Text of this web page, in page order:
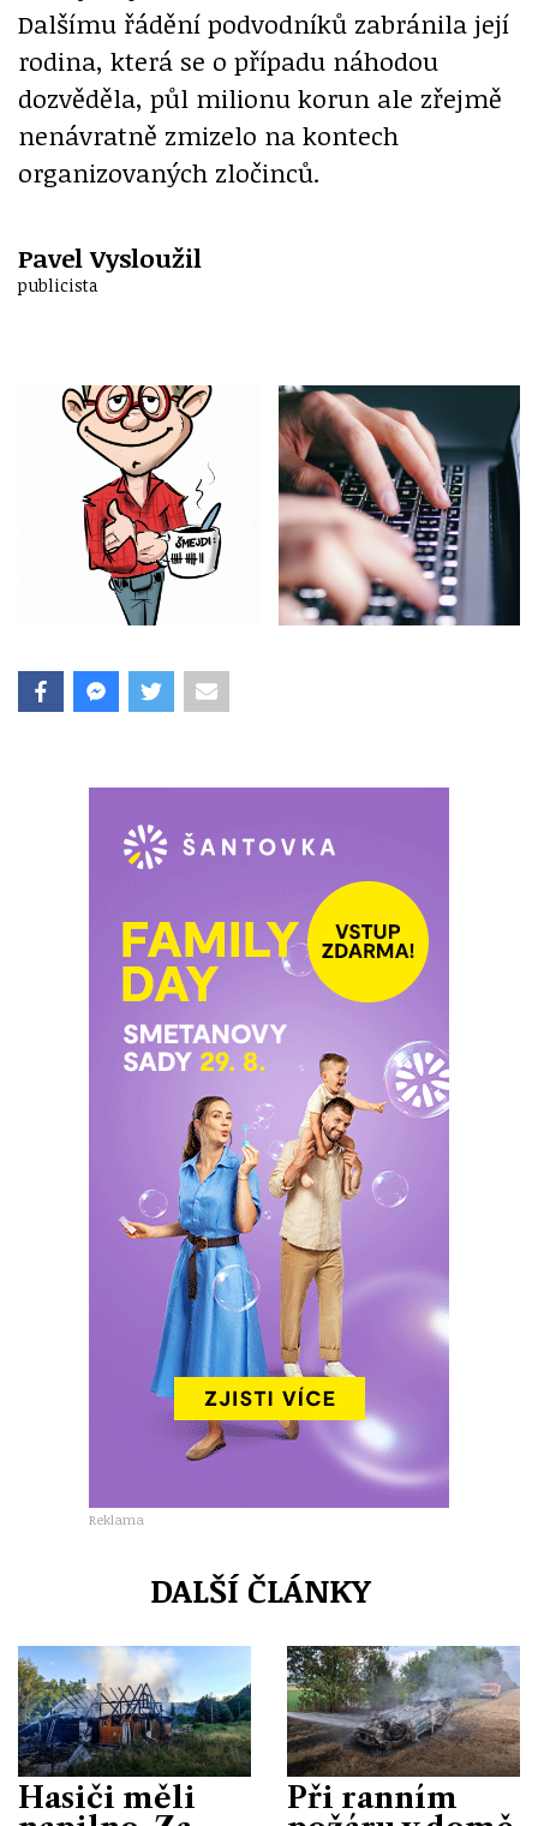
Dalšímu řádění podvodníků zabránila její
rodina, která se o případu náhodou
dozvěděla, půl milionu korun ale zřejmě
nenávratně zmizelo na kontech
organizovaných zločinců.
Pavel Vysloužil
publicista
Reklama
DALŠÍ ČLÁNKY
Hasiči měli
Při ranním